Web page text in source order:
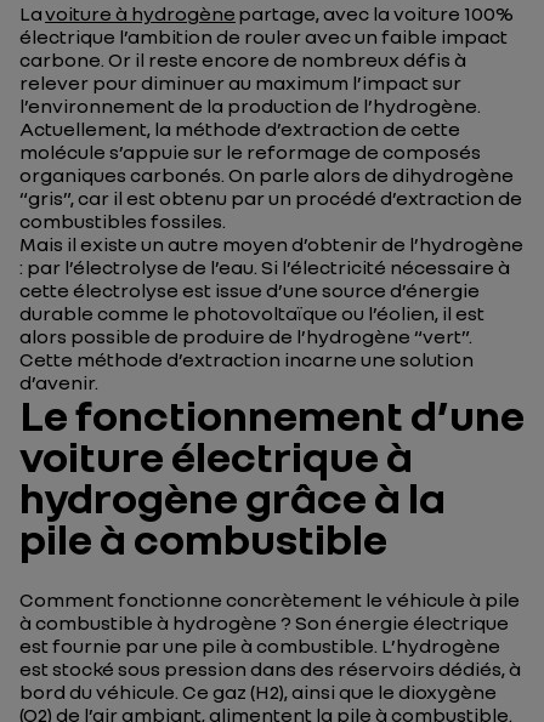
Lavoiture à hydrogène partage, avec la voiture 100%
électrique l’ambition de rouler avec un faible impact
carbone. Or il reste encore de nombreux défis à
relever pour diminuer au maximum l’impact sur
l’environnement de la production de l’hydrogène.
Actuellement, la méthode d’extraction de cette
molécule s’appuie sur le reformage de composés
organiques carbonés. On parle alors de dihydrogène
“gris”, car il est obtenu par un procédé d’extraction de
combustibles fossiles.
Mais il existe un autre moyen d’obtenir de l’hydrogène
: par l’électrolyse de l’eau. Si l’électricité nécessaire à
cette électrolyse est issue d’une source d’énergie
durable comme le photovoltaïque ou l’éolien, il est
alors possible de produire de l’hydrogène “vert”.
Cette méthode d’extraction incarne une solution
d’avenir.
Le fonctionnement d’une
voiture électrique à
hydrogène grâce à la
pile à combustible
Comment fonctionne concrètement le véhicule à pile
à combustible à hydrogène ? Son énergie électrique
est fournie par une pile à combustible. L’hydrogène
est stocké sous pression dans des réservoirs dédiés, à
bord du véhicule. Ce gaz (H2), ainsi que le dioxygène
(O2) de l’air ambiant, alimentent la pile à combustible.